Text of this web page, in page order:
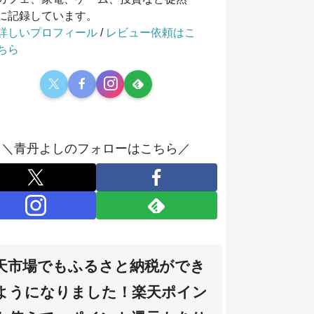
記録しています。
しいプロフィール / レビュー依頼はこ
ら
＼青丹よしのフォローはこちら／
市場でもふるさと納税ができ
うになりました！楽天ポイン